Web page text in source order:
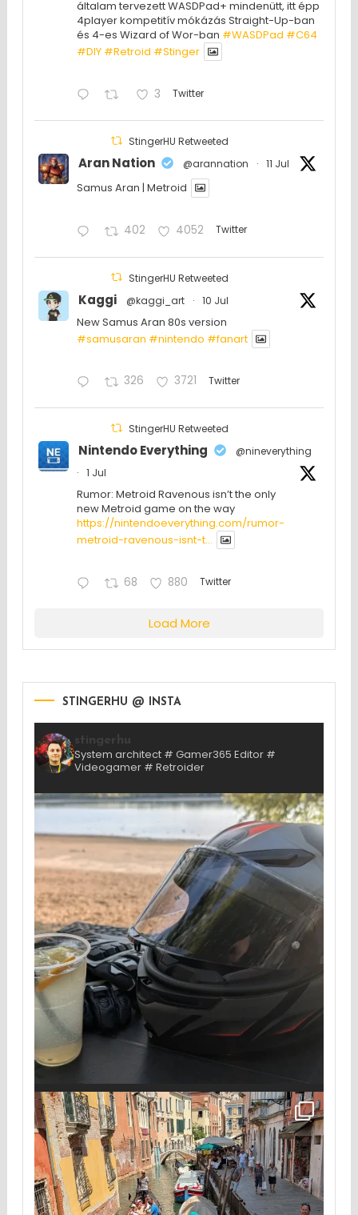
általam tervezett WASDPad+ mindenütt, itt épp
4player kompetitív mókázás Straight-Up-ban
és 4-es Wizard of Wor-ban #WASDPad #C64
#DIY #Retroid #Stinger
3 Twitter
StingerHU Retweeted
Aran Nation @arannation · 11 Jul
Samus Aran | Metroid
402 4052 Twitter
StingerHU Retweeted
Kaggi @kaggi_art · 10 Jul
New Samus Aran 80s version
#samusaran #nintendo #fanartㅤㅤㅤㅤ
326 3721 Twitter
StingerHU Retweeted
Nintendo Everything
@nineverything
·
1 Jul
Rumor: Metroid Ravenous isn’t the only
new Metroid game on the way
https://nintendoeverything.com/rumor-
metroid-ravenous-isnt-t...
68 880 Twitter
Load More
STINGERHU @ INSTA
System architect # Gamer365 Editor #
Videogamer # Retroider